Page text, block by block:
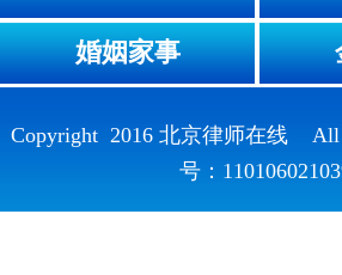
婚姻家事
Copyright 2016 北京律师在线 All
号：